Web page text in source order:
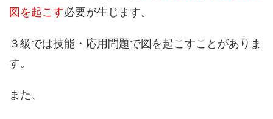
図を起こす必要が生じます。
３級では技能・応用問題で図を起こすことがありま
す。
また、